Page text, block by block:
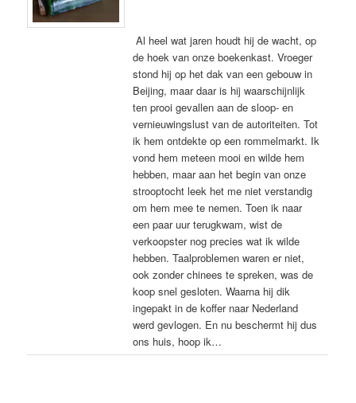
Al heel wat jaren houdt hij de wacht, op
de hoek van onze boekenkast. Vroeger
stond hij op het dak van een gebouw in
Beijing, maar daar is hij waarschijnlijk
ten prooi gevallen aan de sloop- en
vernieuwingslust van de autoriteiten. Tot
ik hem ontdekte op een rommelmarkt. Ik
vond hem meteen mooi en wilde hem
hebben, maar aan het begin van onze
strooptocht leek het me niet verstandig
om hem mee te nemen. Toen ik naar
een paar uur terugkwam, wist de
verkoopster nog precies wat ik wilde
hebben. Taalproblemen waren er niet,
ook zonder chinees te spreken, was de
koop snel gesloten. Waarna hij dik
ingepakt in de koffer naar Nederland
werd gevlogen. En nu beschermt hij dus
ons huis, hoop ik…